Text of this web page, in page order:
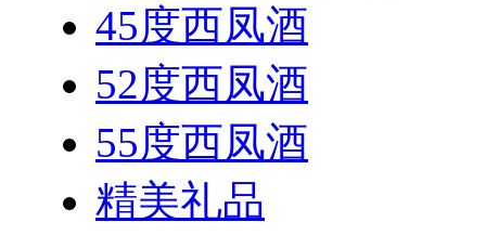
45度西凤酒
52度西凤酒
55度西凤酒
精美礼品